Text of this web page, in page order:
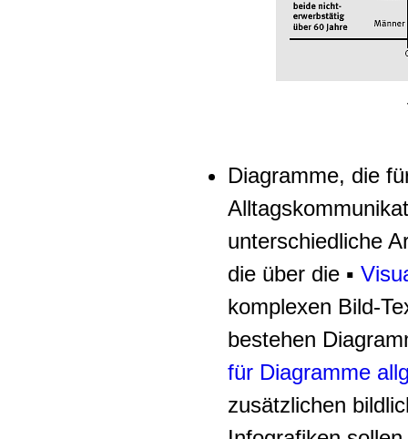
Diagramme, die
unterschiedliche
die über die ▪
komplexen Bild-
bestehen
für Diagramme
zusätzlichen